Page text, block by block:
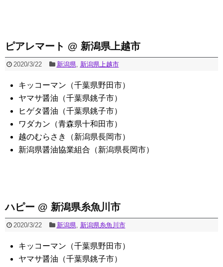
ピアレマート @ 新潟県上越市
2020/3/22 新潟県, 新潟県上越市
キッコーマン（千葉県野田市）
ヤマサ醤油（千葉県銚子市）
ヒゲタ醤油（千葉県銚子市）
ワダカン（青森県十和田市）
越のむらさき（新潟県長岡市）
新潟県醤油協業組合（新潟県長岡市）
ハピー @ 新潟県糸魚川市
2020/3/22 新潟県, 新潟県糸魚川市
キッコーマン（千葉県野田市）
ヤマサ醤油（千葉県銚子市）